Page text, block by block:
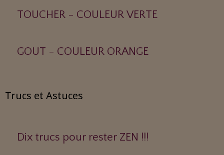
TOUCHER - COULEUR VERTE
GOUT - COULEUR ORANGE
Trucs et Astuces
Dix trucs pour rester ZEN !!!